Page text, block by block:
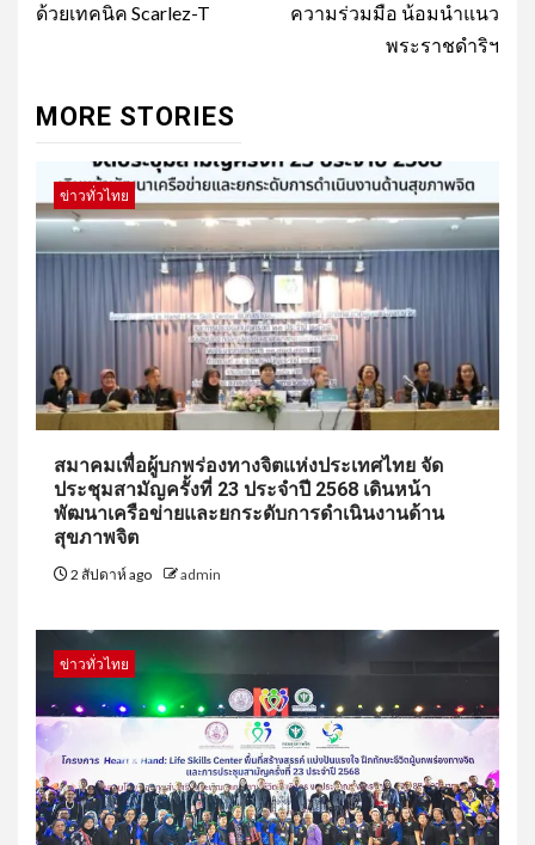
ด้วยเทคนิค Scarlez-T
ความร่วมมือ น้อมนำแนว
พระราชดำริฯ
MORE STORIES
ข่าวทั่วไทย
สมาคมเพื่อผู้บกพร่องทางจิตแห่งประเทศไทย จัด
ประชุมสามัญครั้งที่ 23 ประจำปี 2568 เดินหน้า
พัฒนาเครือข่ายและยกระดับการดำเนินงานด้าน
สุขภาพจิต
2 สัปดาห์ ago admin
ข่าวทั่วไทย